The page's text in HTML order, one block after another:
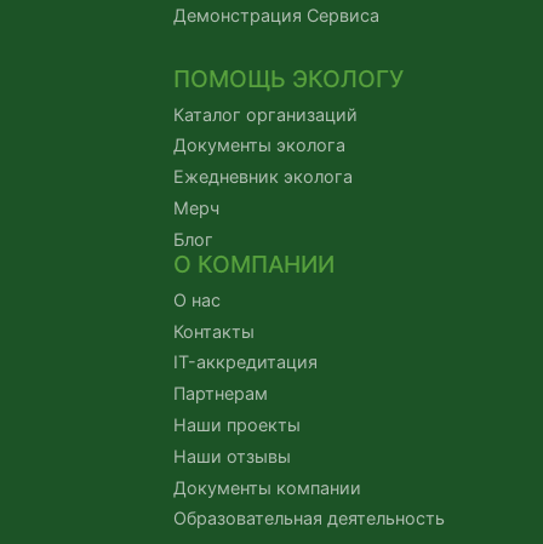
Демонстрация Сервиса
ПОМОЩЬ ЭКОЛОГУ
Каталог организаций
Документы эколога
Ежедневник эколога
Мерч
Блог
О КОМПАНИИ
О нас
Контакты
IT-аккредитация
Партнерам
Наши проекты
Наши отзывы
Документы компании
Образовательная деятельность